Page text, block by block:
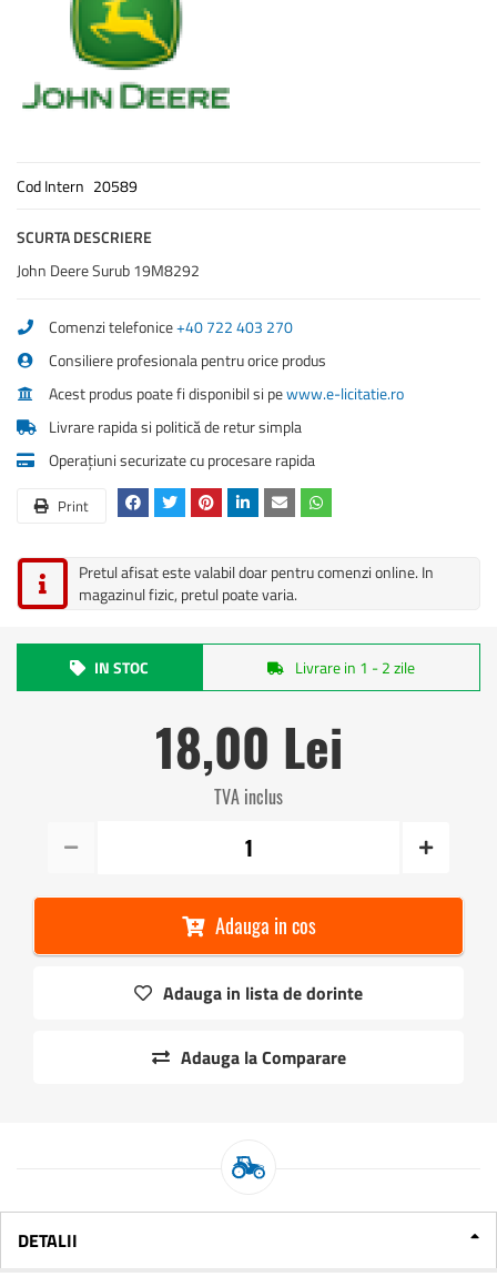
Cod Intern 20589
SCURTA DESCRIERE
John Deere Surub 19M8292
Comenzi telefonice+40 722 403 270
Consiliere profesionala pentru orice produs
Acest produs poate fi disponibil si pewww.e-licitatie.ro
Livrare rapida si politică de retur simpla
Operațiuni securizate cu procesare rapida
Print
Pretul afisat este valabil doar pentru comenzi online. In
magazinul fizic, pretul poate varia.
IN STOC Livrare in 1 - 2 zile
18,00 Lei
TVA inclus
Adauga in cos
Adauga in lista de dorinte
Adauga la Comparare
DETALII